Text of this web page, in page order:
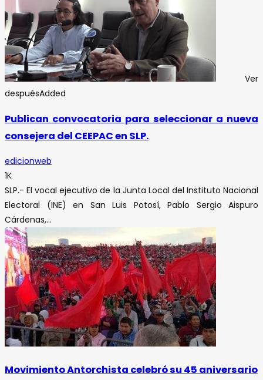
Ver
despuésAdded
Publican convocatoria para seleccionar a nueva
consejera del CEEPAC en SLP.
edicionweb
1K
SLP.- El vocal ejecutivo de la Junta Local del Instituto Nacional
Electoral (INE) en San Luis Potosí, Pablo Sergio Aispuro
Cárdenas,...
Movimiento Antorchista celebró su 45 aniversario